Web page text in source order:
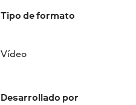
Tipo de formato
Vídeo
Desarrollado por